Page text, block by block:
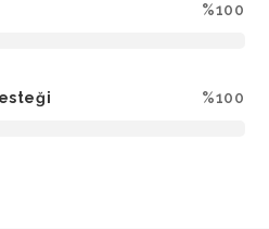
%100
%100